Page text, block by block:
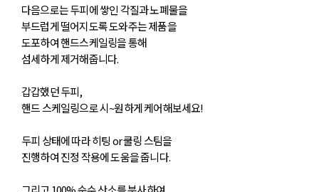
다음으로는 두피에 쌓인 각질과 노폐물을
부드럽게 떨어지도록 도와주는 제품을
도포하여핸드스케일링을통해
섬세하게 제거해줍니다.
갑갑했던 두피,
핸드 스케일링으로 시~원하게 케어해보세요!
두피 상태에 따라히팅 or 쿨링 스팀을
진행하여 진정 작용에 도움을 줍니다.